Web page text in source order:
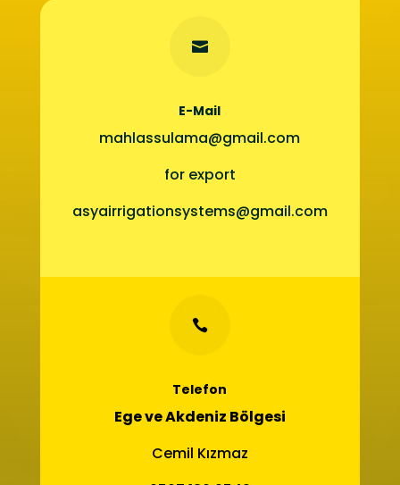

E-Mail
mahlassulama@gmail.com
for export
asyairrigationsystems@gmail.com

Telefon
Ege ve Akdeniz Bölgesi
Cemil Kızmaz